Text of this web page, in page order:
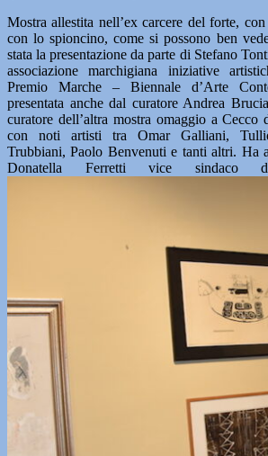
Mostra allestita nell’ex carcere del forte,
con lo spioncino, come si possono ben
stata la presentazione da parte di Stefano
associazione marchigiana iniziative
Premio Marche – Biennale d’Arte
presentata anche dal curatore Andrea
curatore dell’altra mostra omaggio a Cecco
con noti artisti tra Omar Galliani,
Trubbiani, Paolo Benvenuti e tanti altri. Ha
Donatella Ferretti vice sindaco